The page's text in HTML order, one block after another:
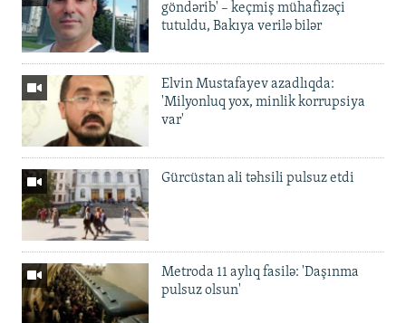
göndərib' – keçmiş mühafizəçi
tutuldu, Bakıya verilə bilər
Elvin Mustafayev azadlıqda:
'Milyonluq yox, minlik korrupsiya
var'
Gürcüstan ali təhsili pulsuz etdi
Metroda 11 aylıq fasilə: 'Daşınma
pulsuz olsun'